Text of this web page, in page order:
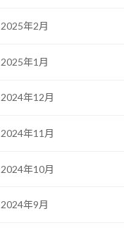
2025年2月
2025年1月
2024年12月
2024年11月
2024年10月
2024年9月